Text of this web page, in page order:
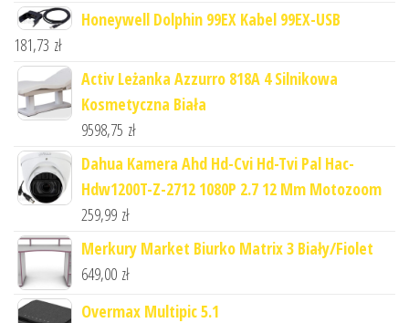
Honeywell Dolphin 99EX Kabel 99EX-USB
181,73 zł
Activ Leżanka Azzurro 818A 4 Silnikowa
Kosmetyczna Biała
9598,75 zł
Dahua Kamera Ahd Hd-Cvi Hd-Tvi Pal Hac-
Hdw1200T-Z-2712 1080P 2.7 12 Mm Motozoom
259,99 zł
Merkury Market Biurko Matrix 3 Biały/Fiolet
649,00 zł
Overmax Multipic 5.1